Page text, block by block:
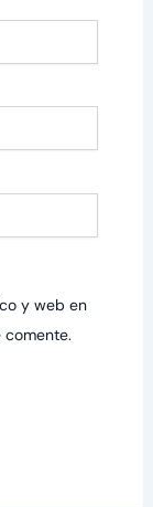
y web en
comente.